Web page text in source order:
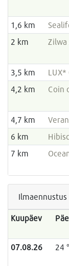
1,6 km
2 km
3,5 km
4,2 km
Coin
4,7 km
6 km
7 km
Ilmaennustus
Kuupäev
07.08.26
24